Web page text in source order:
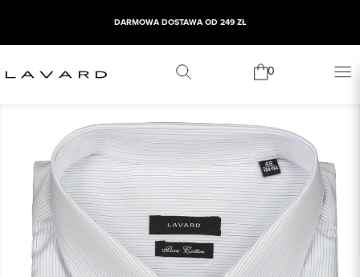
DARMOWA DOSTAWA OD 249 ZŁ
0